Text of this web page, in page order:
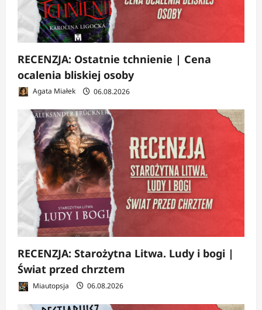
RECENZJA: Ostatnie tchnienie | Cena
ocalenia bliskiej osoby
Agata Miałek 06.08.2026
RECENZJA: Starożytna Litwa. Ludy i bogi |
Świat przed chrztem
Miautopsja 06.08.2026